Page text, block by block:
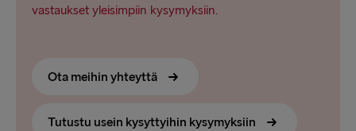
vastaukset yleisimpiin kysymyksiin.
Ota meihin yhteyttä
Tutustu usein kysyttyihin kysymyksiin